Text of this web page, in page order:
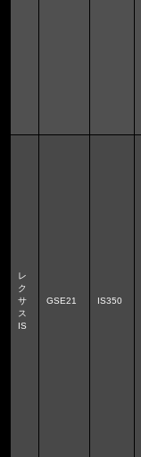
レ
ク
サ
ス
IS
GSE21 IS350